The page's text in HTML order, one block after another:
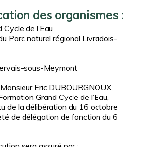
des organismes :
de l’Eau
Parc naturel régional Livradois-
sous-Meymont
Eric DUBOURGNOUX,
Grand Cycle de l’Eau,
de la délibération du 16 octobre
de délégation de fonction du 6